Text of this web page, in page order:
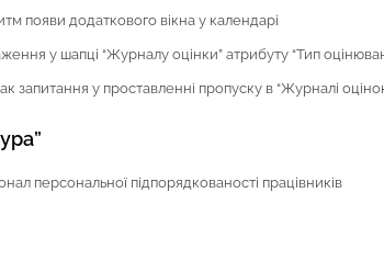
появи додаткового вікна у календарі
у шапці “Журналу оцінки” атрибуту “Тип
у проставленні пропуску в “Журналі
персональної підпорядкованості працівників